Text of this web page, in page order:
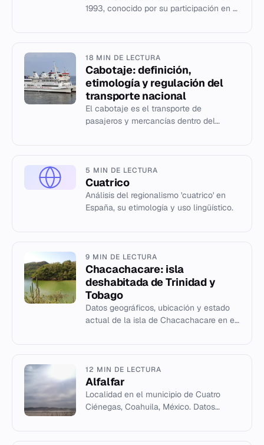
1993, conocido por su participación en el
18 MIN DE LECTURA
Cabotaje: definición,
etimología y regulación del
transporte nacional
El cabotaje es el transporte de
pasajeros y mercancías dentro del
5 MIN DE LECTURA
Cuatrico
Análisis del regionalismo 'cuatrico' en
España, su etimología y uso lingüístico.
9 MIN DE LECTURA
Chacachacare: isla
deshabitada de Trinidad y
Tobago
Datos geográficos, ubicación y estado
actual de la isla de Chacachacare en el
12 MIN DE LECTURA
Alfalfar
Localidad en el municipio de Cuatro
Ciénegas, Coahuila, México. Datos